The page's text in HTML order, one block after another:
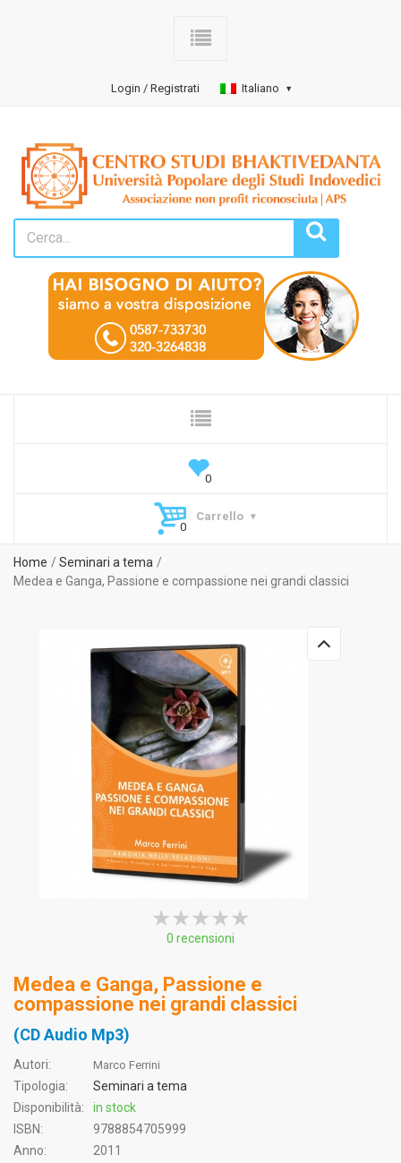
Login / Registrati Italiano
Carrello
Home
Seminari a tema
Medea e Ganga, Passione e compassione nei grandi classici
★★★★★
★★★★★
★★★★★
0 recensioni
Medea e Ganga, Passione e
compassione nei grandi classici
(CD Audio Mp3)
Autori: Marco Ferrini
Tipologia:
Seminari a tema
Disponibilità:
in stock
ISBN:
9788854705999
Anno:
2011